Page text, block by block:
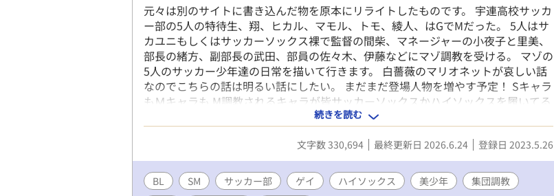
元々は別のサイトに書き込んだ物を原本にリライトしたものです。 宇連高校サッカ
ー部の5人の特待生、翔、ヒカル、マモル、トモ、綾人、はGでMだった。 5人はサ
カユニもしくはサッカーソックス裸で監督の間柴、マネージャーの小夜子と里美、
部長の緒方、副部長の武田、部員の佐々木、伊藤などにマゾ調教を受ける。 マゾの
5人のサッカー少年達の日常を描いて行きます。 白薔薇のマリオネットが哀しい話
なのでこちらの話は明るい話にしたい。 まだまだ登場人物を増やす予定！ Sキャラ
もＭキャラも M調教されるキャラが皆サッカーソックスかハイソックスを履いてる
のは、僕の作品の決まり事ですのでお許しを😺
続きを読む
文字数 330,694 最終更新日 2026.6.24 登録日 2023.5.26
BL SM サッカー部 ゲイ ハイソックス 美少年
集団調教